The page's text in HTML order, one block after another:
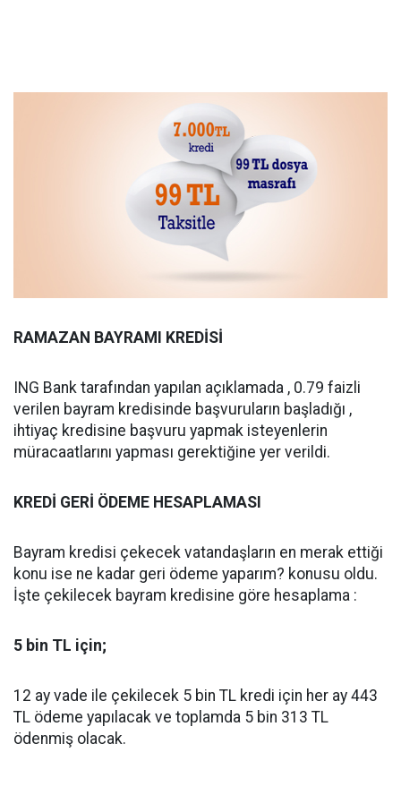
RAMAZAN BAYRAMI KREDİSİ
ING Bank tarafından yapılan açıklamada , 0.79 faizli
verilen bayram kredisinde başvuruların başladığı ,
ihtiyaç kredisine başvuru yapmak isteyenlerin
müracaatlarını yapması gerektiğine yer verildi.
KREDİ GERİ ÖDEME HESAPLAMASI
Bayram kredisi çekecek vatandaşların en merak ettiği
konu ise ne kadar geri ödeme yaparım? konusu oldu.
İşte çekilecek bayram kredisine göre hesaplama :
5 bin TL için;
12 ay vade ile çekilecek 5 bin TL kredi için her ay 443
TL ödeme yapılacak ve toplamda 5 bin 313 TL
ödenmiş olacak.